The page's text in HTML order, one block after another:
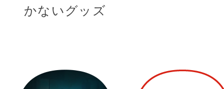
かないグッズ